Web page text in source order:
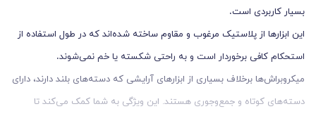
بسیار کاربردی است.
این ابزارها از پلاستیک مرغوب و مقاوم ساخته شده‌اند که در طول استفاده از
استحکام کافی برخوردار است و به راحتی شکسته یا خم نمی‌شوند.
میکروبراش‌ها برخلاف بسیاری از ابزارهای آرایشی که دسته‌های بلند دارند، دارای
دسته‌های کوتاه و جمع‌وجوری هستند. این ویژگی به شما کمک می‌کند تا